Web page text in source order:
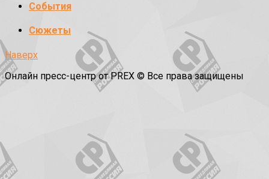
События
Сюжеты
Наверх
Онлайн пресс-центр от PREX © Все права защищены